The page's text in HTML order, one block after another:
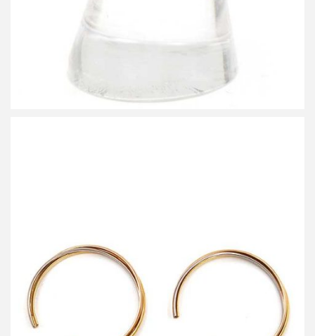
カルティエ K18YG K18WG K18PG トリニティ フープピアスセッ
詳しく見る